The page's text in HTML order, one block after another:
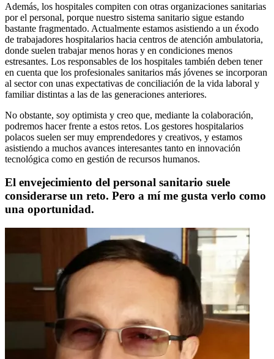
Además, los hospitales compiten con otras organizaciones sanitarias
por el personal, porque nuestro sistema sanitario sigue estando
bastante fragmentado. Actualmente estamos asistiendo a un éxodo
de trabajadores hospitalarios hacia centros de atención ambulatoria,
donde suelen trabajar menos horas y en condiciones menos
estresantes. Los responsables de los hospitales también deben tener
en cuenta que los profesionales sanitarios más jóvenes se incorporan
al sector con unas expectativas de conciliación de la vida laboral y
familiar distintas a las de las generaciones anteriores.
No obstante, soy optimista y creo que, mediante la colaboración,
podremos hacer frente a estos retos. Los gestores hospitalarios
polacos suelen ser muy emprendedores y creativos, y estamos
asistiendo a muchos avances interesantes tanto en innovación
tecnológica como en gestión de recursos humanos.
El envejecimiento del personal sanitario suele
considerarse un reto. Pero a mí me gusta verlo como
una oportunidad.